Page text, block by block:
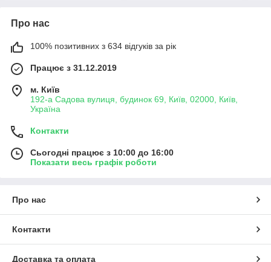
Про нас
100% позитивних з 634 відгуків за рік
Працює з 31.12.2019
м. Київ
192-а Садова вулиця, будинок 69, Київ, 02000, Київ,
Україна
Контакти
Сьогодні працює з 10:00 до 16:00
Показати весь графік роботи
Про нас
Контакти
Доставка та оплата